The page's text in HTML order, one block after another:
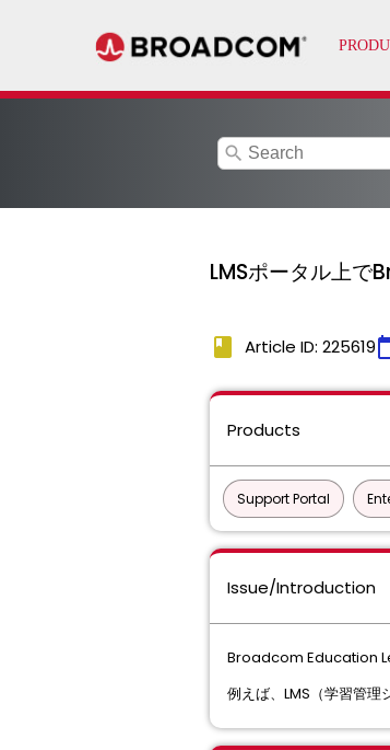
search
LMSポータル上
book Article ID: 225619
Products
Support Portal
Issue/Introduction
Broadcom Education
例えば、LMS（学習管理